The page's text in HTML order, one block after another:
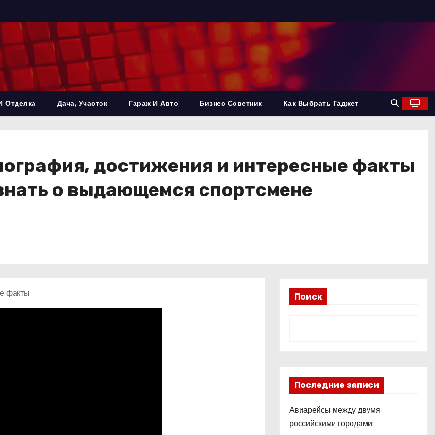
Отделка Дача, Участок Гараж И Авто Бизнес Советник Как Выбрать Гаджет
достижения и интересные факты
о выдающемся спортсмене
Поиск
Последние записи
Авиарейсы между двумя
российскими городами: